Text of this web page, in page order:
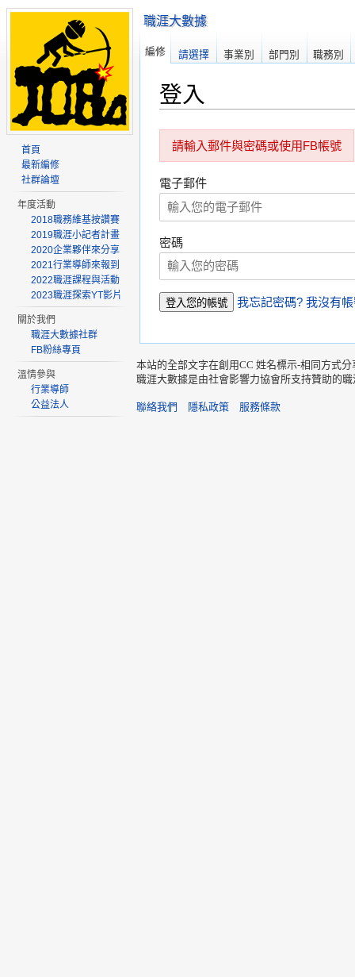
登入
請輸入郵件與密碼或使用FB帳號
電子郵件
密碼
我忘記密碼? 我沒有
職涯大數據
編修 請選擇 事業別 部門別 職務別
首頁
最新編修
社群論壇
年度活動
2018職務維基按讚賽
2019職涯小記者計畫
2020企業夥伴來分享
2021行業導師來報到
2022職涯課程與活動
2023職涯探索YT影片
關於我們
職涯大數據社群
FB粉絲專頁
溫情參與
行業導師
公益法人
本站的全部文字在創用CC 姓名標示-相同方式
職涯大數據是由社會影響力協會所支持贊助的
聯絡我們 隱私政策 服務條款